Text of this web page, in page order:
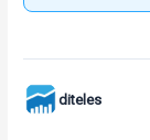
diteles